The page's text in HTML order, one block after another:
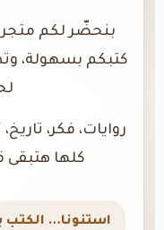
بنحضّر لكم متجر
كتبكم بسهولة،
روايات، فكر،
كلها
استنونا…